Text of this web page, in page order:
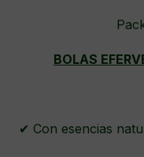
BOLAS
✔ Con esencias